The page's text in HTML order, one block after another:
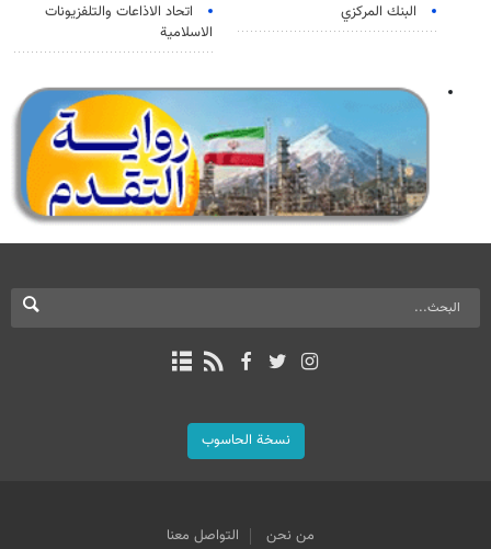
البنك المركزي
اتحاد الاذاعات والتلفزيونات
الاسلامية
نسخة الحاسوب
من نحن التواصل معنا